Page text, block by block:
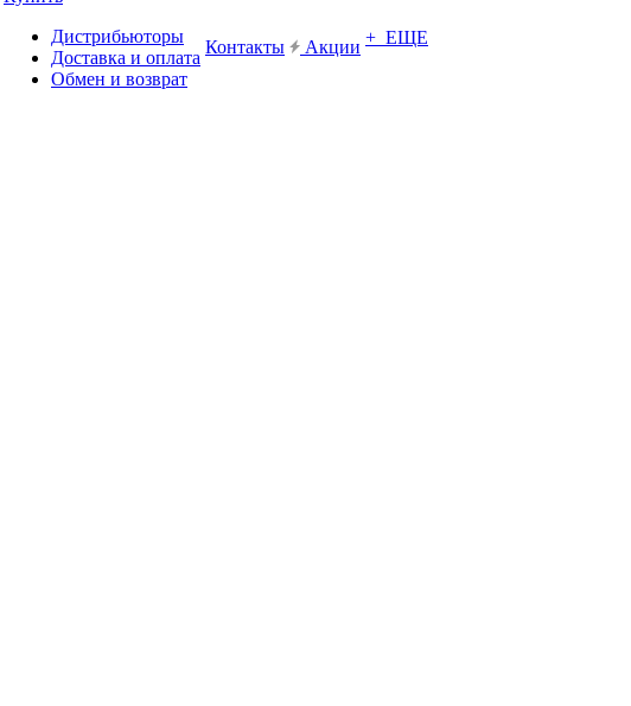
Дистрибьюторы
Доставка и оплата
Обмен и возврат
Контакты Акции + ЕЩЕ